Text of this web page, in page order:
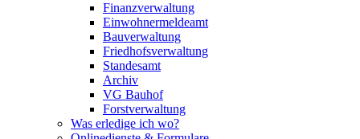
Finanzverwaltung
Einwohnermeldeamt
Bauverwaltung
Friedhofsverwaltung
Standesamt
Archiv
VG Bauhof
Forstverwaltung
Was erledige ich wo?